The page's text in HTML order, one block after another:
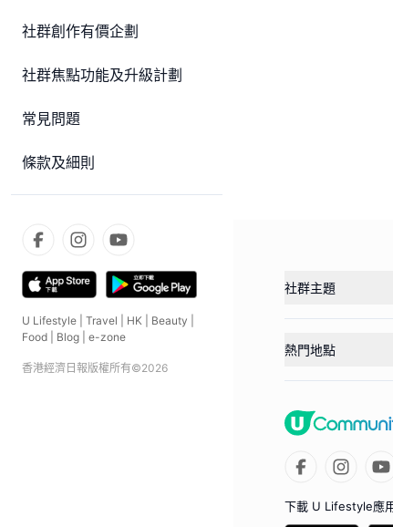
社群創作有價企劃
社群焦點功能及升級計劃
常見問題
條款及細則
U Lifestyle Travel HK Beauty
Food
Blog e-zone
香港經濟日報版權所有©2026
社群主題
熱門地點
下載 U Lifestyle應